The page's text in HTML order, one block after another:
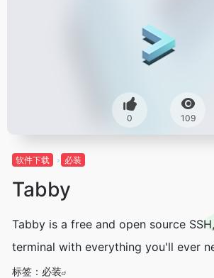
0 109
软件下载 必装
Tabby
Tabby is a free and open source
terminal with everything you'll ever
标签： 必装